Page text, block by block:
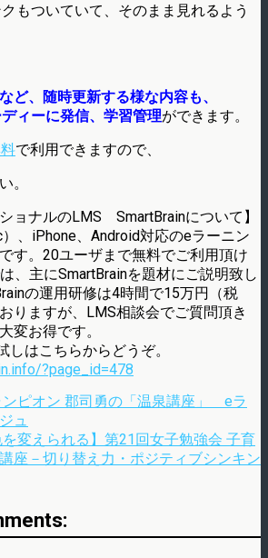
クもついていて、そのまま見れるよう
ど、随時更新する様な内容も、
ィーに発信、学習管理ができます。
で利用できますので、
。
ョナルのLMS SmartBrainについて】
、iPhone、Android対応のeラーニン
す。20ユーザまで無料でご利用頂け
、主にSmartBrainを題材にご説明致し
の運用研修は4時間で15万円（税
りますが、LMS相談会でご質問頂き
変お得です。
しはこちらからどうぞ。
?page_id=478
ンピオン 郡司勇の「温泉講座」 eラ
ュ
を変えられる】第21回女子勉強会 子育
座－切り替え力・ポジティブシンキン